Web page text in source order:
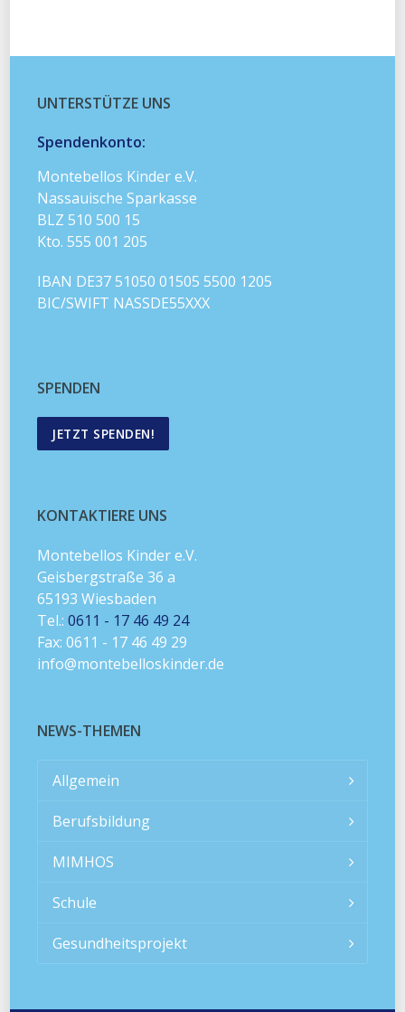
UNTERSTÜTZE UNS
Spendenkonto:
Montebellos Kinder e.V.
Nassauische Sparkasse
BLZ 510 500 15
Kto. 555 001 205
IBAN DE37 51050 01505 5500 1205
BIC/SWIFT NASSDE55XXX
SPENDEN
JETZT SPENDEN!
KONTAKTIERE UNS
Montebellos Kinder e.V.
Geisbergstraße 36 a
65193 Wiesbaden
Tel.:0611 - 17 46 49 24
Fax: 0611 - 17 46 49 29
info@montebelloskinder.de
NEWS-THEMEN
Allgemein
Berufsbildung
MIMHOS
Schule
Gesundheitsprojekt